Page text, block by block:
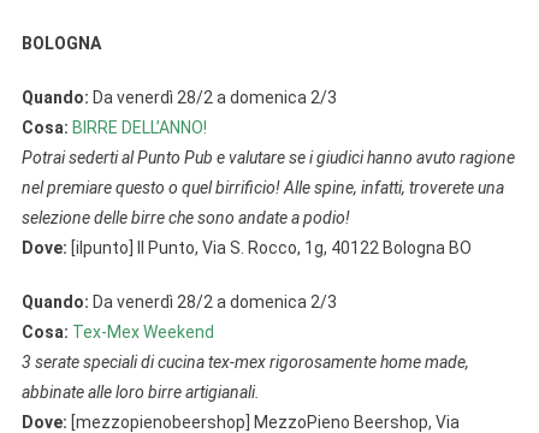
BOLOGNA
Quando: Da venerdì 28/2 a domenica 2/3
Cosa: BIRRE DELL’ANNO!
Potrai sederti al Punto Pub e valutare se i giudici hanno avuto ragione
nel premiare questo o quel birrificio! Alle spine, infatti, troverete una
selezione delle birre che sono andate a podio!
Dove: [ilpunto] Il Punto, Via S. Rocco, 1g, 40122 Bologna BO
Quando: Da venerdì 28/2 a domenica 2/3
Cosa: Tex-Mex Weekend
3 serate speciali di cucina tex-mex rigorosamente home made,
abbinate alle loro birre artigianali.
Dove: [mezzopienobeershop] MezzoPieno Beershop, Via